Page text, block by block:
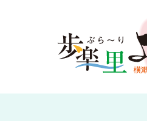
文
歩楽～里